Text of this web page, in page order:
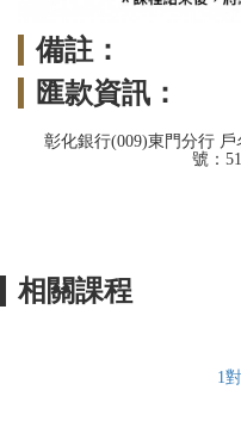
備註：
匯款資訊：
彰化銀行(009)東門分行
號：
相關課程
1